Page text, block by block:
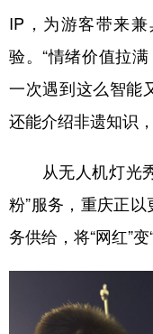
IP，为游客带来
验。“情绪价值拉
一次遇到这么智能
还能介绍非遗知识
从无人机灯光秀
粉”服务，重庆正
务供给，将“网红”